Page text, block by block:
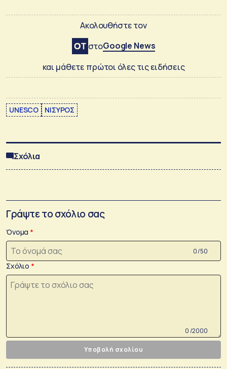
Ακολουθήστε τον
στοGoogle News
και μάθετε πρώτοι όλες τις ειδήσεις
UNESCO ΝΙΣΥΡΟΣ
Σχόλια
Γράψτε το σχόλιο σας
Όνομα
0 /50
Σχόλιο
0 /2000
Υποβολή σχολίου